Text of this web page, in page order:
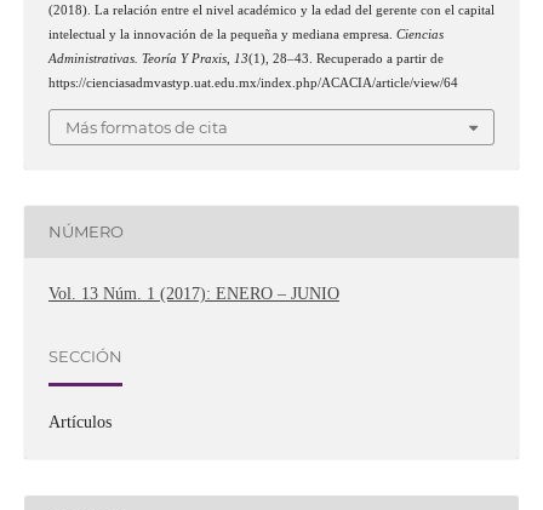
(2018). La relación entre el nivel académico y la edad del gerente con el capital
intelectual y la innovación de la pequeña y mediana empresa. Ciencias
Administrativas. Teoría Y Praxis, 13(1), 28–43. Recuperado a partir de
https://cienciasadmvastyp.uat.edu.mx/index.php/ACACIA/article/view/64
Más formatos de cita
NÚMERO
Vol. 13 Núm. 1 (2017): ENERO – JUNIO
SECCIÓN
Artículos